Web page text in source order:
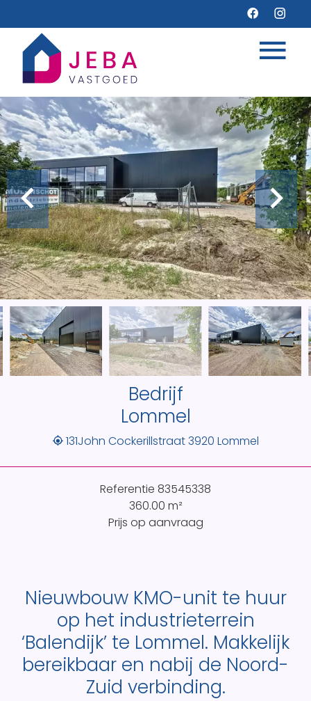
Bedrijf
Lommel
131John Cockerillstraat 3920 Lommel
Referentie 83545338
360.00 m²
Prijs op aanvraag
Nieuwbouw KMO-unit te huur
op het industrieterrein
‘Balendijk’ te Lommel. Makkelijk
bereikbaar en nabij de Noord-
Zuid verbinding.